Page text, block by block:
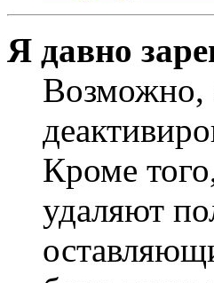
Я давно
Возможно,
Кроме
удаляют